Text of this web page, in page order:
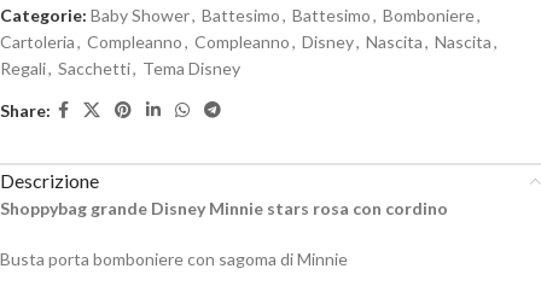
Categorie: Baby Shower, Battesimo, Battesimo, Bomboniere,
Cartoleria, Compleanno, Compleanno, Disney, Nascita, Nascita,
Regali, Sacchetti, Tema Disney
Share:
Descrizione
Shoppybag grande Disney Minnie stars rosa con cordino
Busta porta bomboniere con sagoma di Minnie